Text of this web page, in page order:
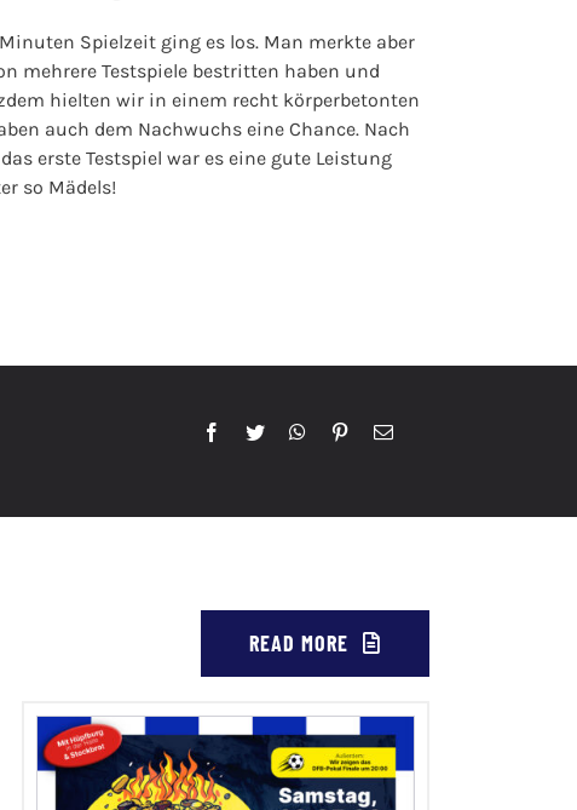
Spielzeit ging es los. Man merkte aber
mehrere Testspiele bestritten haben und
hielten wir in einem recht körperbetonten
auch dem Nachwuchs eine Chance. Nach
erste Testspiel war es eine gute Leistung
so Mädels!
READ MORE